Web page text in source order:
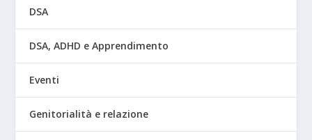
DSA
DSA, ADHD e Apprendimento
Eventi
Genitorialità e relazione